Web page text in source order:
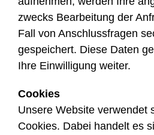
zwecks Bearbeitung der
Fall von Anschlussfragen
gespeichert. Diese Daten
Ihre Einwilligung weiter.
Cookies
Unsere Website verwendet
Cookies. Dabei handelt es